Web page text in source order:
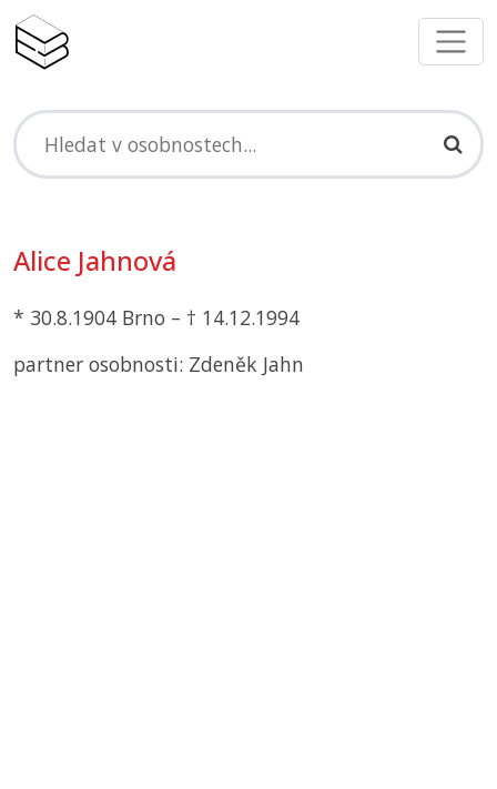
Alice Jahnová
* 30.8.1904 Brno – † 14.12.1994
partner osobnosti: Zdeněk Jahn